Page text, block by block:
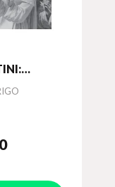
DA